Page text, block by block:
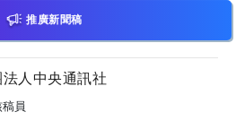
推廣新聞稿
人中央通訊社
員